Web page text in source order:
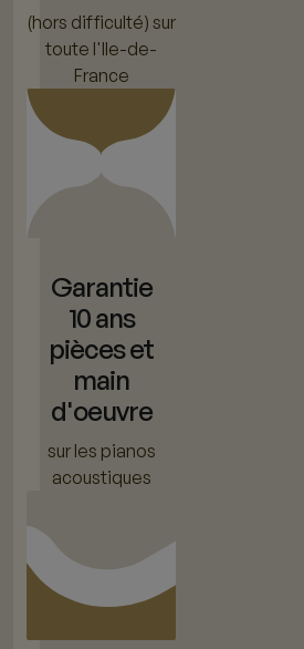
(hors difficulté) sur
toute l'Ile-de-
France
Garantie
10 ans
pièces et
main
d'oeuvre
sur les pianos
acoustiques